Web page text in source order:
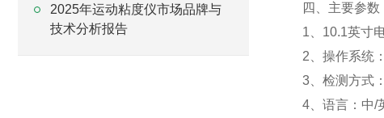
四、主要参数
1、10.1英寸
2、操作系统
3、检测方式
4、语言：中/
2025年运动粘度仪市场品牌与
技术分析报告